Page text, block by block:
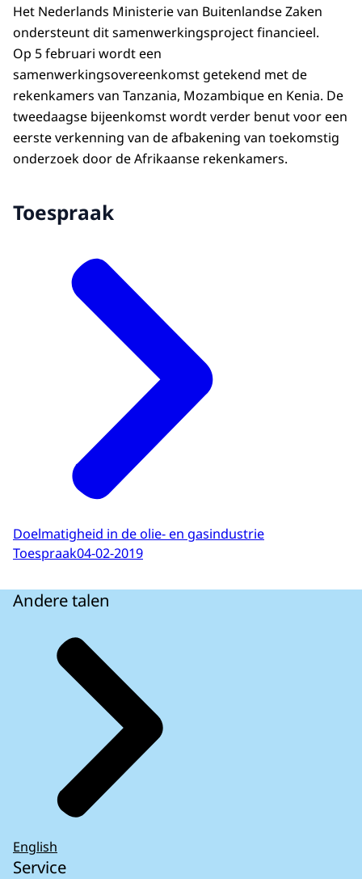
Het Nederlands Ministerie van Buitenlandse Zaken
ondersteunt dit samenwerkingsproject financieel.
Op 5 februari wordt een
samenwerkingsovereenkomst getekend met de
rekenkamers van Tanzania, Mozambique en Kenia. De
tweedaagse bijeenkomst wordt verder benut voor een
eerste verkenning van de afbakening van toekomstig
onderzoek door de Afrikaanse rekenkamers.
Toespraak
Doelmatigheid in de olie- en gasindustrie
Toespraak04-02-2019
Andere talen
English
Service